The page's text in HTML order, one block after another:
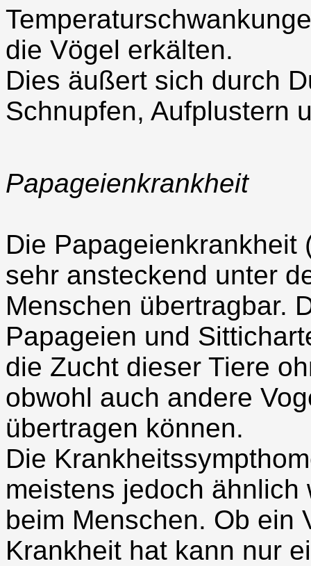
die Vögel erkälten.
Dies äußert sich durch
Schnupfen, Aufplustern
Papageienkrankheit
Die
sehr ansteckend unter
Menschen übertragbar.
Papageien und
die Zucht dieser Tiere
obwohl auch andere
übertragen können.
Die
meistens jedoch
beim Menschen. Ob ein
Krankheit hat kann nur